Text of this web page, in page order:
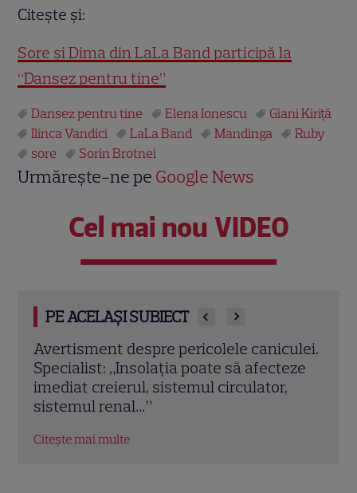
Citeşte şi:
Sore şi Dima din LaLa Band participă la
“Dansez pentru tine”
Dansez pentru tine Elena Ionescu
Giani Kiriţă
Ilinca Vandici
LaLa Band Mandinga
Ruby
sore
Sorin Brotnei
Urmărește-ne pe Google News
Cel mai nou VIDEO
PE ACELAȘI SUBIECT
Ilinca Vandici, apariție spectaculoasă în
costum de baie! Vedeta trăiește o nouă
poveste de dragoste după divorț